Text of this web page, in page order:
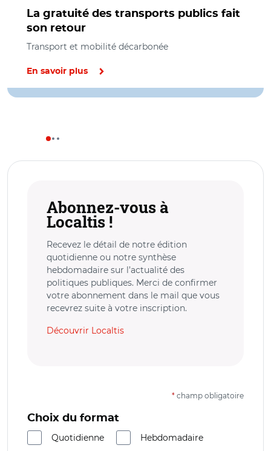
La gratuité des transports publics fait
son retour
Transport et mobilité décarbonée
En savoir plus
Abonnez-vous à
Localtis !
Recevez le détail de notre édition
quotidienne ou notre synthèse
hebdomadaire sur l’actualité des
politiques publiques. Merci de confirmer
votre abonnement dans le mail que vous
recevrez suite à votre inscription.
Découvrir Localtis
* champ obligatoire
Choix du format
Quotidienne
Hebdomadaire